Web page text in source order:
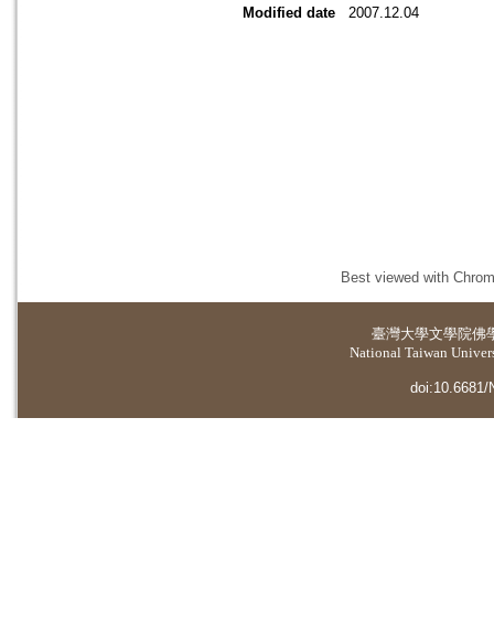
Modified date
2007.12.04
Best viewed with
臺灣大學文學院佛
National Taiwan
doi:10.6681/